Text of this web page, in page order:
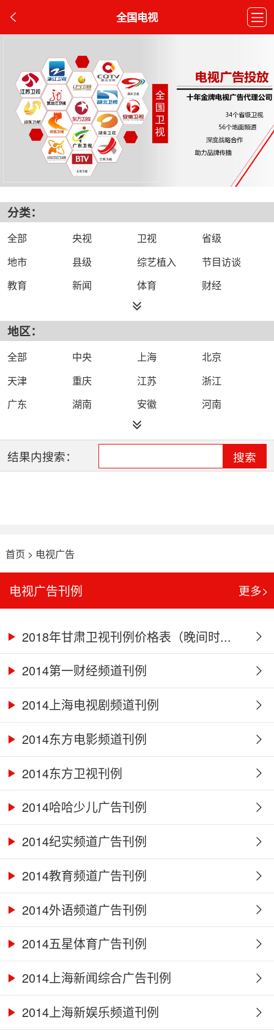
全国电视
分类：
全部 央视 卫视
省级
地市
县级 综艺植入
节目访谈
教育
新闻 体育
财经
科技
都市
文化
文艺 娱乐
影视
电影
生活 电视剧
综合
时尚
民生 IPTV智能电视
数字电视
站）
地区：
全部 中央 上海
北京
天津
重庆 江苏
浙江
广东
湖南 安徽
河南
四川
辽宁
山西
海南 陕西
甘肃
结果内搜索： 搜索
首页 > 电视广告
电视广告刊例 更多>
2018年甘肃卫视刊例价格表（晚间时...
2014第一财经频道刊例
2014上海电视剧频道刊例
2014东方电影频道刊例
2014东方卫视刊例
2014哈哈少儿广告刊例
2014纪实频道广告刊例
2014教育频道广告刊例
2014外语频道广告刊例
2014五星体育广告刊例
2014上海新闻综合广告刊例
2014上海新娱乐频道刊例